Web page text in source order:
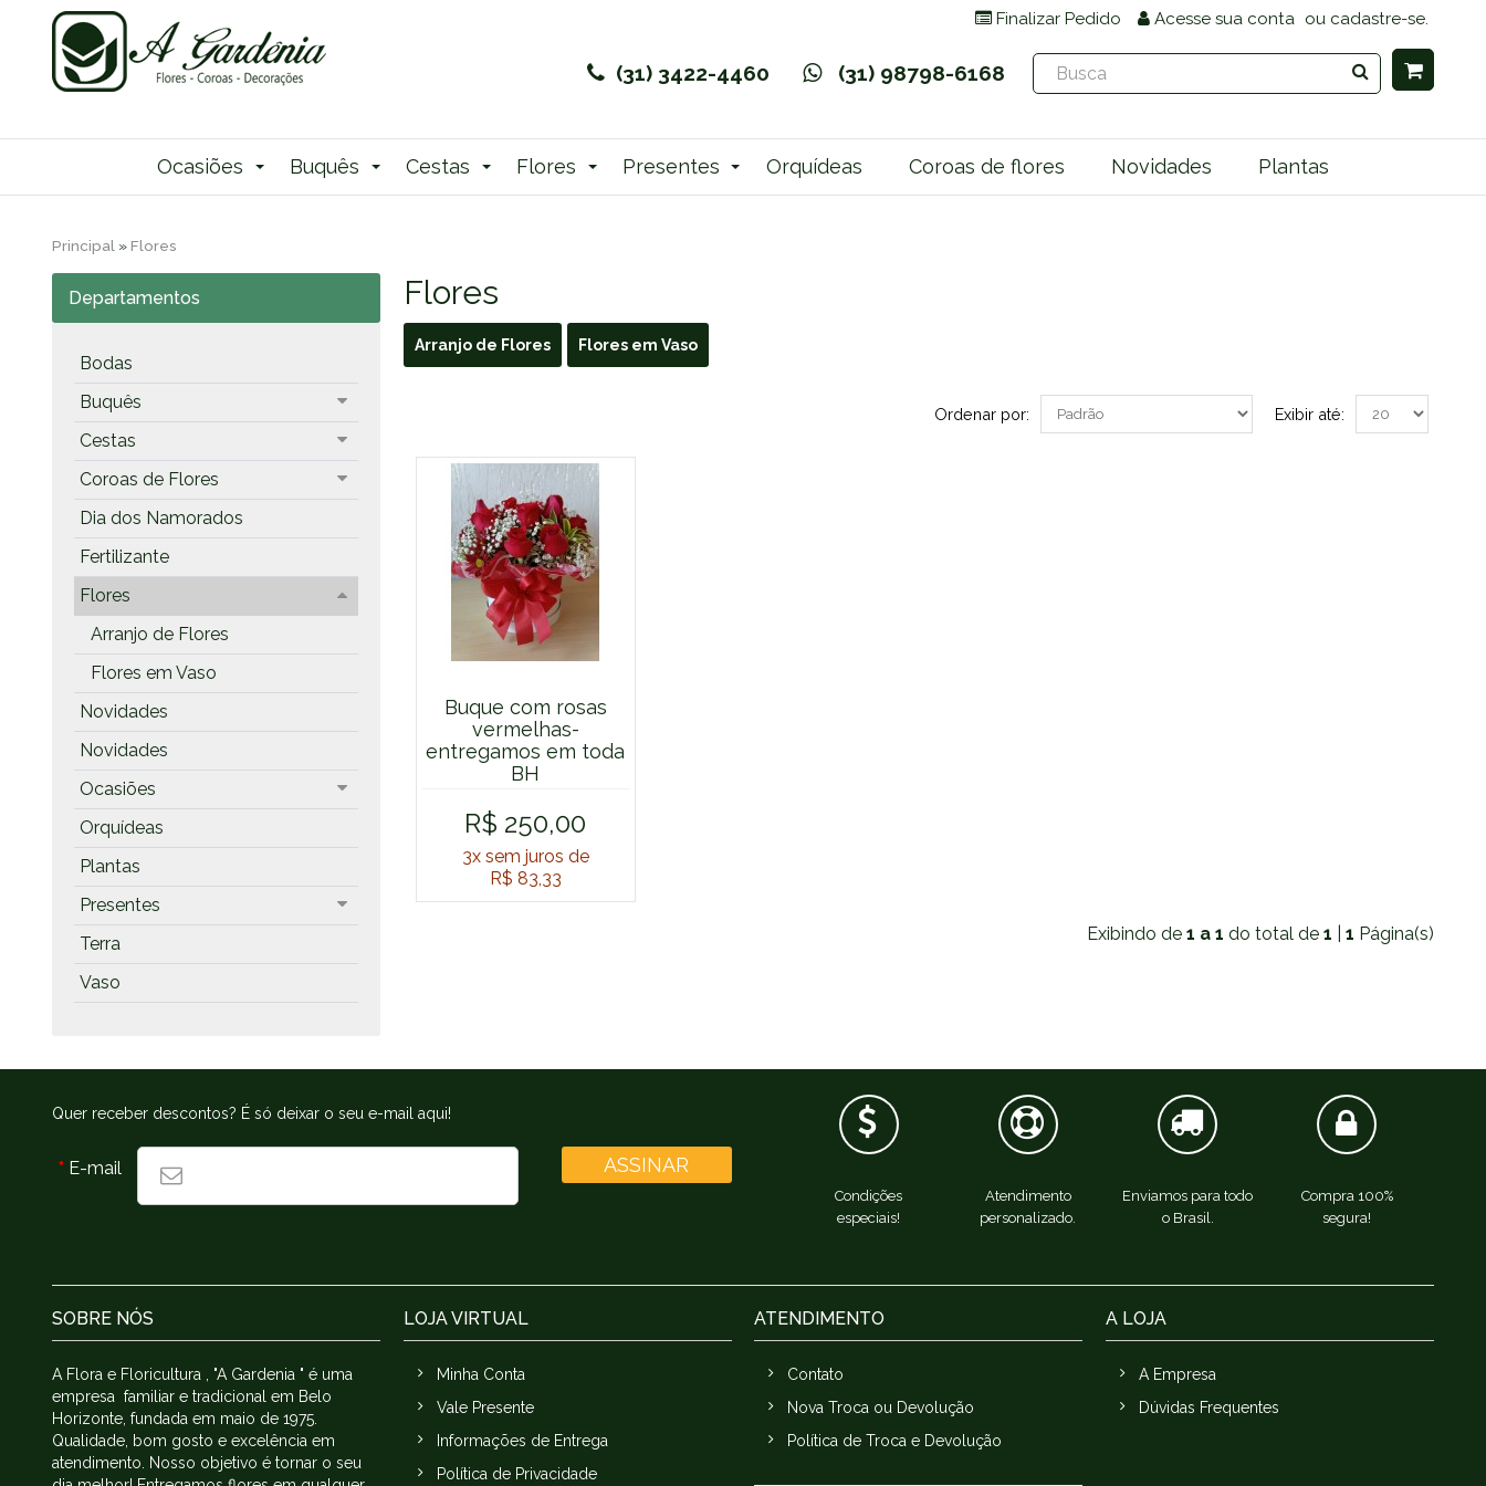
Finalizar Pedido Acesse sua conta ou cadastre-se.
(31) 3422-4460 (31) 98798-6168
Ocasiões Buquês Cestas Flores Presentes Orquídeas Coroas de flores Novidades Plantas
Principal » Flores
Departamentos
Bodas
Buquês
Cestas
Coroas de Flores
Dia dos Namorados
Fertilizante
Flores
Arranjo de Flores
Flores em Vaso
Novidades
Novidades
Ocasiões
Orquídeas
Plantas
Presentes
Terra
Vaso
Flores
Arranjo de Flores Flores em Vaso
Ordenar por: Exibir até:
Buque com rosas
vermelhas-
entregamos em toda
BH
R$ 250,00
3xsem juros de
R$ 83,33
Exibindo de 1 a 1 do total de 1 1 Página(s)
Quer receber descontos? É só deixar o seu e-mail aqui!
* E-mail ASSINAR
Condições
especiais!
Atendimento
personalizado.
Enviamos para todo
o Brasil.
Compra 100%
segura!
SOBRE NÓS
A Flora e Floricultura , "A Gardenia " é uma
empresa familiar e tradicional em Belo
Horizonte, fundada em maio de 1975.
Qualidade, bom gosto e excelência em
atendimento. Nosso objetivo é tornar o seu
LOJA VIRTUAL
Minha Conta
Vale Presente
Informações de Entrega
Política de Privacidade
ATENDIMENTO
Contato
Nova Troca ou Devolução
Política de Troca e Devolução
A LOJA
A Empresa
Dúvidas Frequentes